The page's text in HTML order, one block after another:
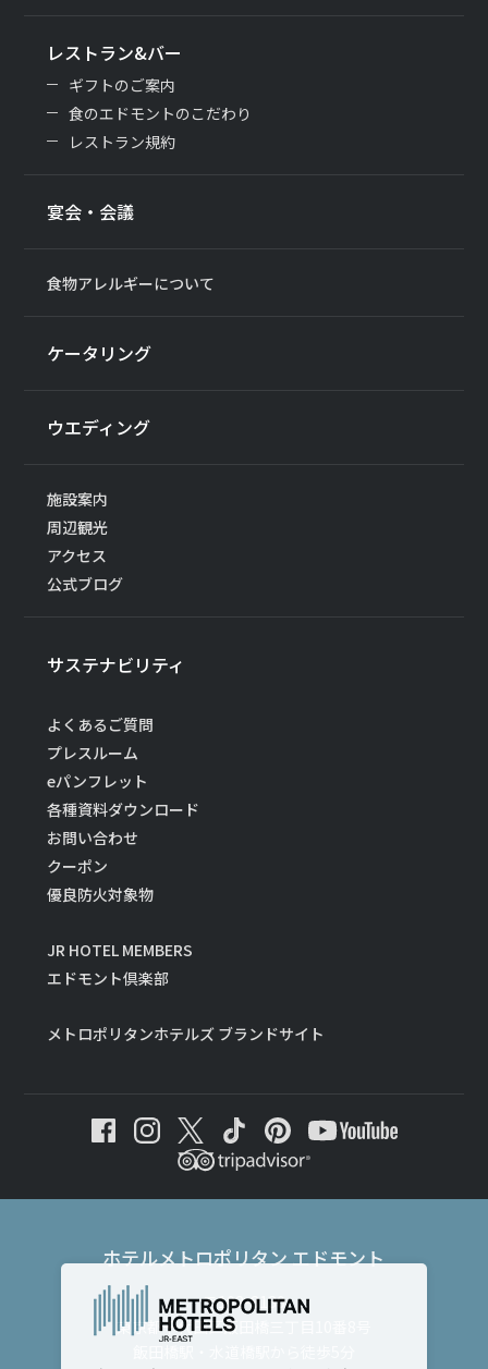
レストラン&バー
ギフトのご案内
食のエドモントのこだわり
レストラン規約
宴会・会議
食物アレルギーについて
ケータリング
ウエディング
施設案内
周辺観光
アクセス
公式ブログ
サステナビリティ
よくあるご質問
プレスルーム
eパンフレット
各種資料ダウンロード
お問い合わせ
クーポン
優良防火対象物
JR HOTEL MEMBERS
エドモント倶楽部
メトロポリタンホテルズ ブランドサイト
ホテルメトロポリタン エドモント
〒102-8130
東京都千代田区飯田橋三丁目10番8号